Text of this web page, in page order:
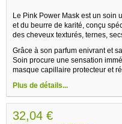
Le Pink Power Mask est un soin
et du beurre de karité, conçu
des cheveux texturés, ternes,
Grâce à son parfum enivrant et
Soin procure une sensation
masque capillaire protecteur et
Plus de détails...
32,04 €